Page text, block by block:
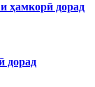
ҳамкорӣ дорад
дорад